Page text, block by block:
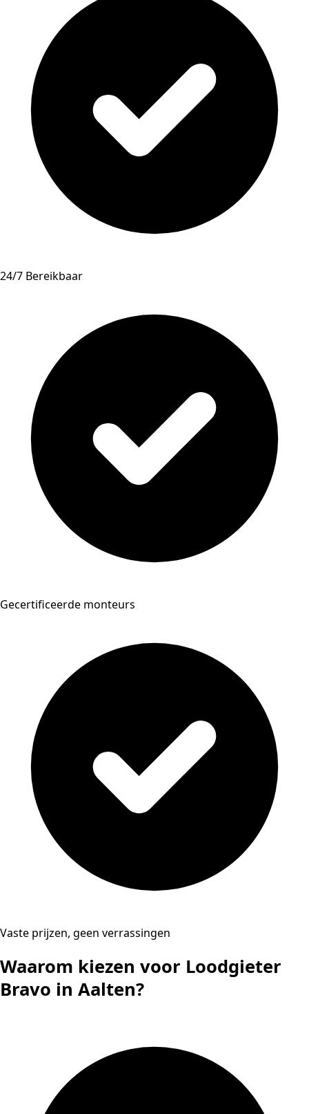
24/7 Bereikbaar
Gecertificeerde monteurs
Vaste prijzen, geen verrassingen
Waarom kiezen voor Loodgieter
Bravo in Aalten?